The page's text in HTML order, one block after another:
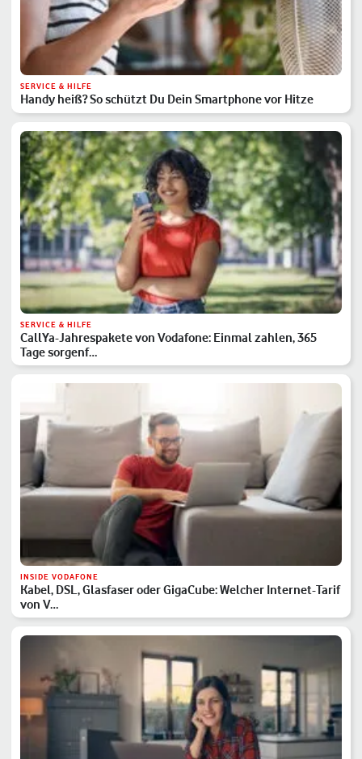
SERVICE & HILFE
Handy heiß? So schützt Du Dein Smartphone vor Hitze
SERVICE & HILFE
CallYa-Jahrespakete von Vodafone: Einmal zahlen, 365
Tage sorgenf…
INSIDE VODAFONE
Kabel, DSL, Glasfaser oder GigaCube: Welcher Internet-Tarif
von V…